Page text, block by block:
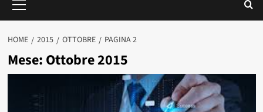
principale
HOME 2015 OTTOBRE PAGINA 2
Mese: Ottobre 2015